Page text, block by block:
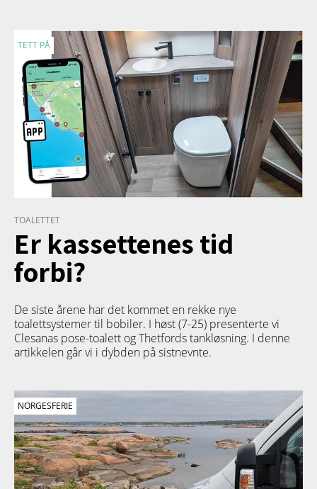
TETT PÅ
TOALETTET
Er kassettenes tid
forbi?
De siste årene har det kommet en rekke nye
toalettsystemer til bobiler. I høst (7-25) presenterte vi
Clesanas pose-toalett og Thetfords tankløsning. I denne
artikkelen går vi i dybden på sistnevnte.
NORGESFERIE